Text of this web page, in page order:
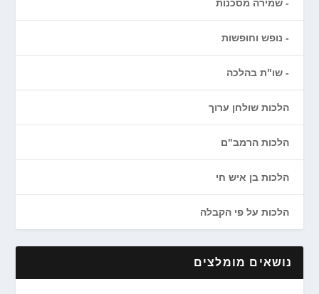
שמירה מסכנות
נופש וחופשות
שו"ת בהלכה
הלכות שולחן ערוך
הלכות הרמב"ם
הלכות בן איש חי
הלכות על פי הקבלה
נושאים מומלצים